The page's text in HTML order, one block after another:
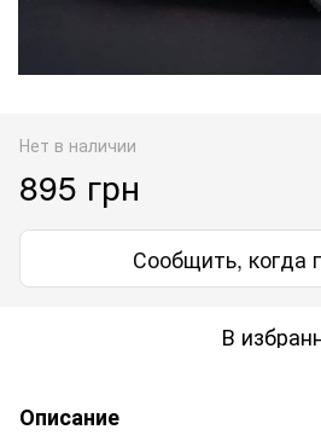
Нет в наличии
895 грн
Сообщить, когда
В
Описание